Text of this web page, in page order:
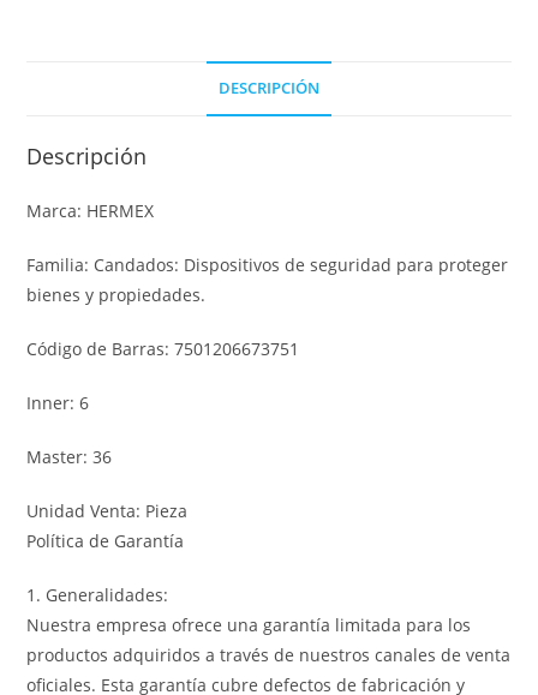
DESCRIPCIÓN
Descripción
Marca: HERMEX
Familia: Candados: Dispositivos de seguridad para proteger
bienes y propiedades.
Código de Barras: 7501206673751
Inner: 6
Master: 36
Unidad Venta: Pieza
Política de Garantía
1. Generalidades:
Nuestra empresa ofrece una garantía limitada para los
productos adquiridos a través de nuestros canales de venta
oficiales. Esta garantía cubre defectos de fabricación y